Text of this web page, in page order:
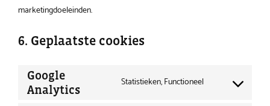
marketingdoeleinden.
6. Geplaatste cookies
Google
Analytics
Statistieken, Functioneel
Consent